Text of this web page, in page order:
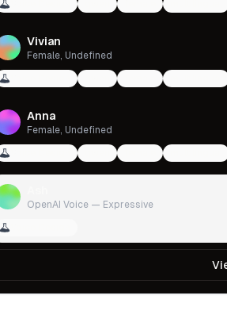
Vivian
Female, Undefined
Anna
Female, Undefined
OpenAI Voice — Expressive